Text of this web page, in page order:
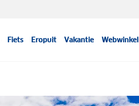
Fiets Eropuit Vakantie Webwinkel